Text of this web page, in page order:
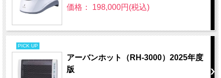
価格： 198,000円(税込)
PICK UP
アーバンホット（RH-3000）2025年度
版